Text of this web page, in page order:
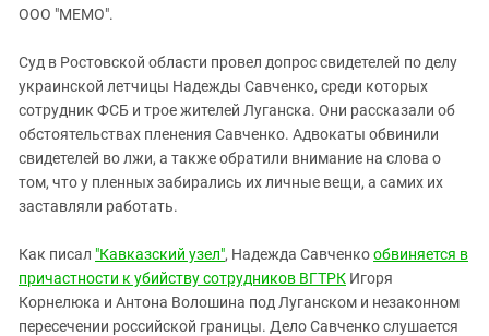
ИНАКОМЫСЛИЕ В ЧЕЧНЕ
ПРЕСЛЕДОВАНИЕ АКТИВИСТОВ
МОБИЛИЗАЦИЯ И ПРОТЕСТЫ
Дагестан
Кабардино-Балкария
Калмыкия
Карачаево-Черкесия
Краснодарский край
Российская Федерация
Ростовская область
Северная Осетия - Алания
ООО "МЕМО".
Суд в Ростовской области провел допрос свидетелей по делу
украинской летчицы Надежды Савченко, среди которых
сотрудник ФСБ и трое жителей Луганска. Они рассказали об
обстоятельствах пленения Савченко. Адвокаты обвинили
свидетелей во лжи, а также обратили внимание на слова о
том, что у пленных забирались их личные вещи, а самих их
заставляли работать.
Как писал "Кавказский узел", Надежда Савченкообвиняется в
причастности к убийству сотрудников ВГТРК Игоря
Корнелюка и Антона Волошина под Луганском и незаконном
пересечении российской границы. Дело Савченко слушается